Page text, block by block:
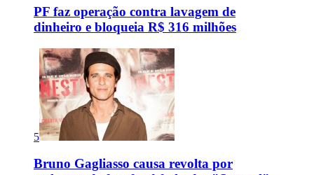
PF faz operação contra lavagem de
dinheiro e bloqueia R$ 316 milhões
5
Bruno Gagliasso causa revolta por